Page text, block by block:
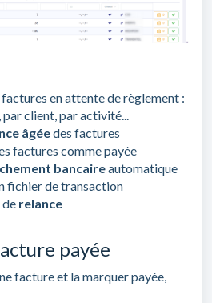
en attente de règlement :
client, par activité...
âgéedes factures
factures comme payée
bancaireautomatique
fichier de transaction
relance
payée
facture et la marquer payée,